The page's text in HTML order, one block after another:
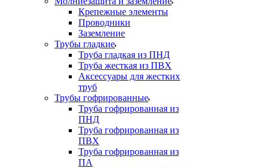
Крепежные элементы
Проводники
Заземление
Трубы гладкие
Труба гладкая из ПНД
Труба жесткая из ПВХ
Аксессуары для жестких
труб
Трубы гофрированные
Труба гофрированная из
ПНД
Труба гофрированная из
ПВХ
Труба гофрированная из
ПА